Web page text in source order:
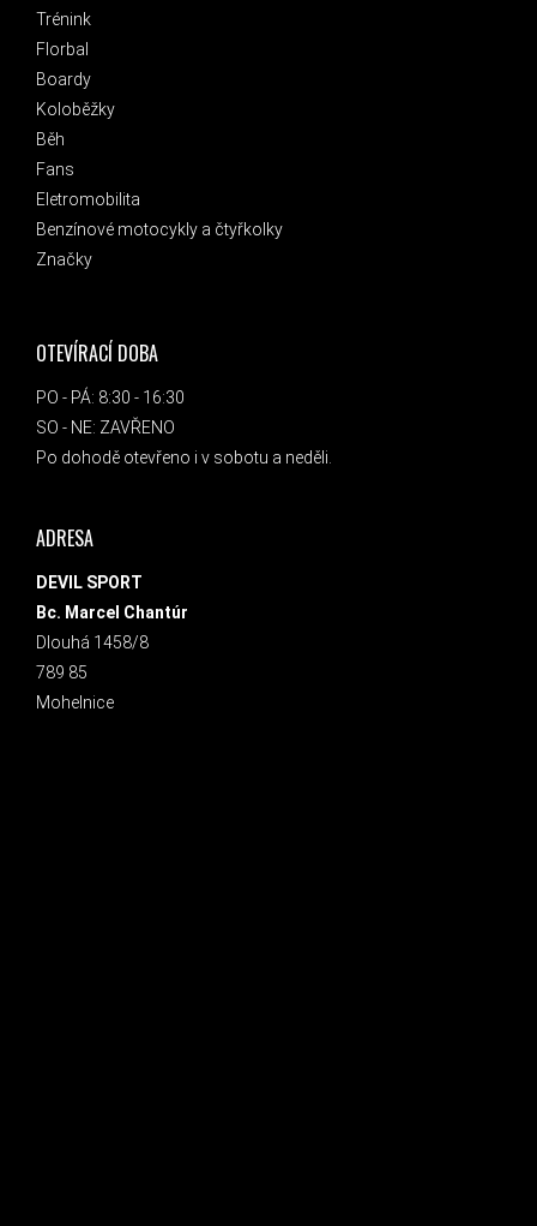
Trénink
Florbal
Boardy
Koloběžky
Běh
Fans
Eletromobilita
Benzínové motocykly a čtyřkolky
Značky
OTEVÍRACÍ DOBA
PO - PÁ: 8:30 - 16:30
SO - NE: ZAVŘENO
Po dohodě otevřeno i v sobotu a neděli.
ADRESA
DEVIL SPORT
Bc. Marcel Chantúr
Dlouhá 1458/8
789 85
Mohelnice